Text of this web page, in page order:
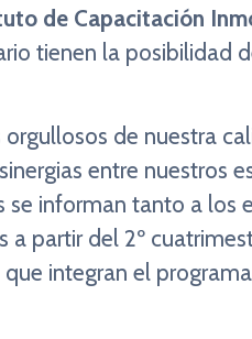
de Capacitación
tienen la posibilidad
orgullosos de nuestra
entre nuestros
se informan tanto a los
a partir del 2º
integran el